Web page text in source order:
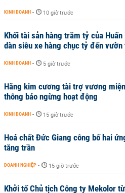
KINH DOANH - 10 giờ trước
Khối tài sản hàng trăm tỷ của
dàn siêu xe hàng chục tỷ đến
KINH DOANH - 5 giờ trước
Hãng kim cương tài trợ vương
thông báo ngừng hoạt động
KINH DOANH - 15 giờ trước
Hoá chất Đức Giang công bố hai
tăng trần
DOANH NGHIỆP - 15 giờ trước
Khởi tố Chủ tịch Công ty Mekolor